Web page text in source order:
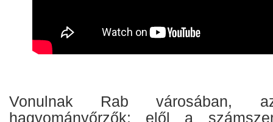
Vonulnak Rab városában,
hagyományőrzők: elől a